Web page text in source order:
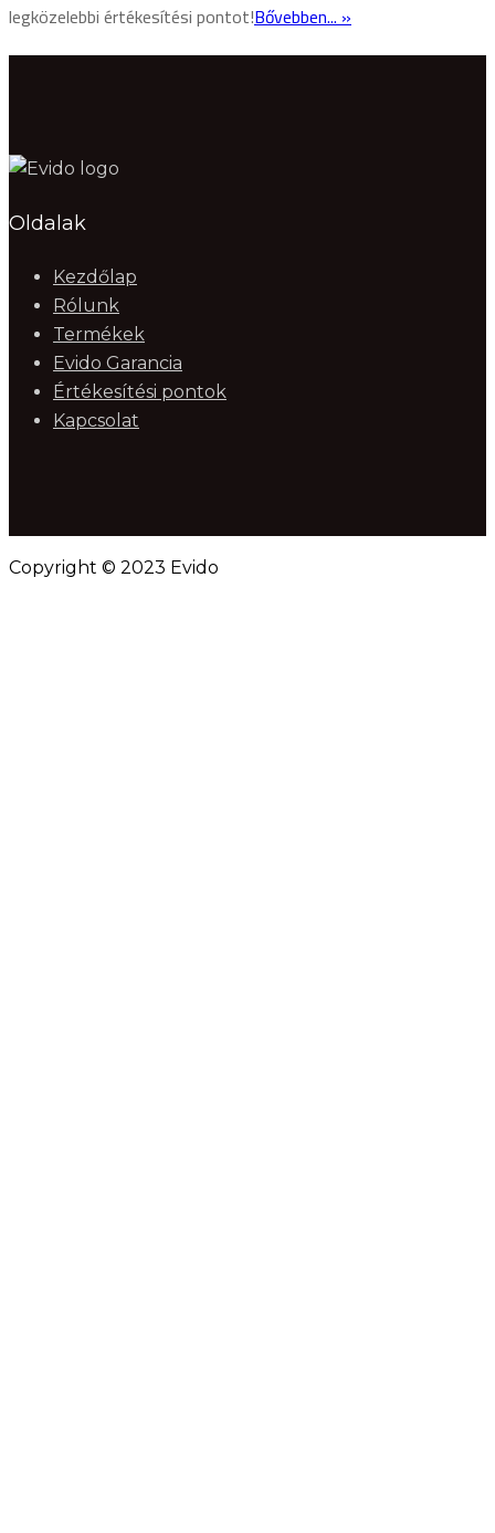
legközelebbi értékesítési pontot!Bővebben... »
Oldalak
Kezdőlap
Rólunk
Termékek
Evido Garancia
Értékesítési pontok
Kapcsolat
Copyright © 2023 Evido